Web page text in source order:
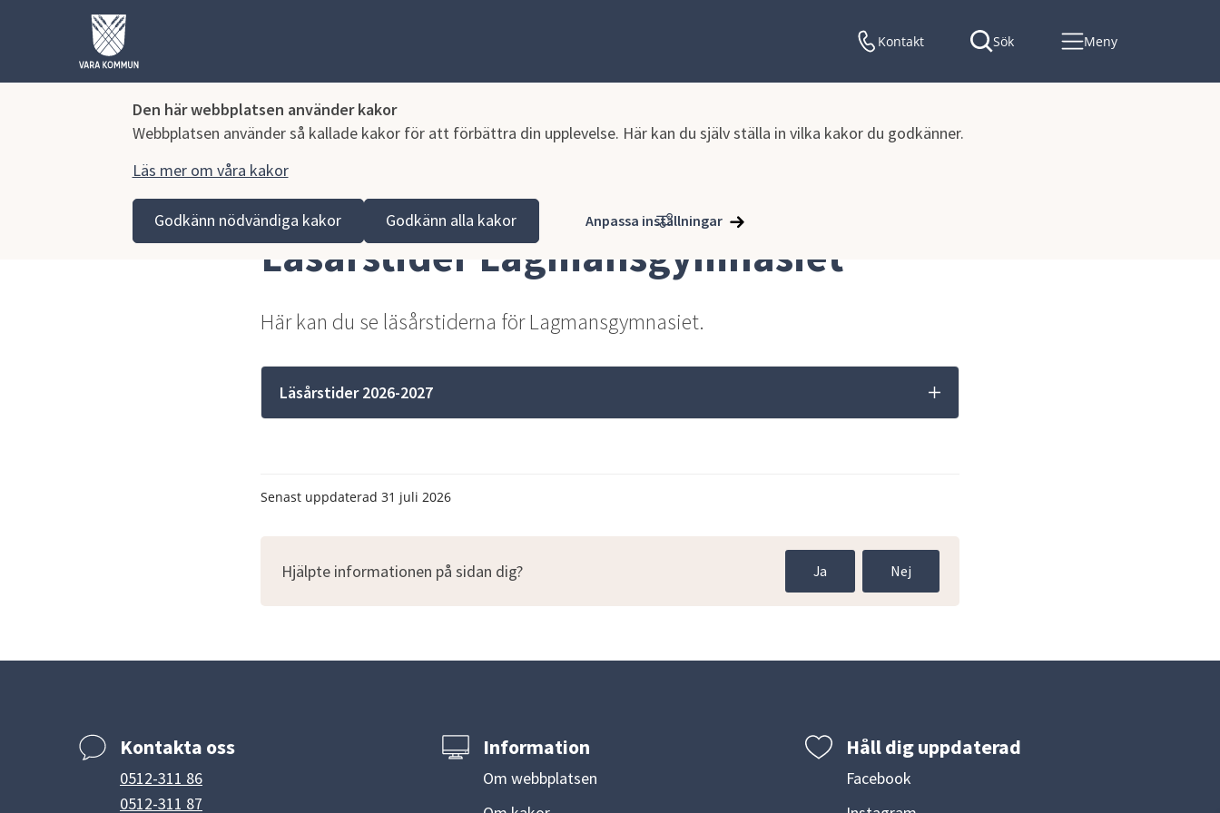
Den här webbplatsen använder kakor
Webbplatsen använder så kallade kakor för att förbättra din upplevelse. Här kan du själv ställa in vilka kakor du godkänner.
Läs mer om våra kakor
Godkänn nödvändiga kakor Godkänn alla kakor Anpassa inställningar
Kontakt Sök Meny
Lagmansgymnasiet Läsårstider
Läsårstider Lagmansgymnasiet
Här kan du se läsårstiderna för Lagmansgymnasiet.
Läsårstider 2026-2027
Senast uppdaterad 31 juli 2026
Hjälpte informationen på sidan dig? Ja Nej
Kontakta oss
0512-311 86
0512-311 87
Information
Om webbplatsen
Håll dig uppdaterad
Facebook